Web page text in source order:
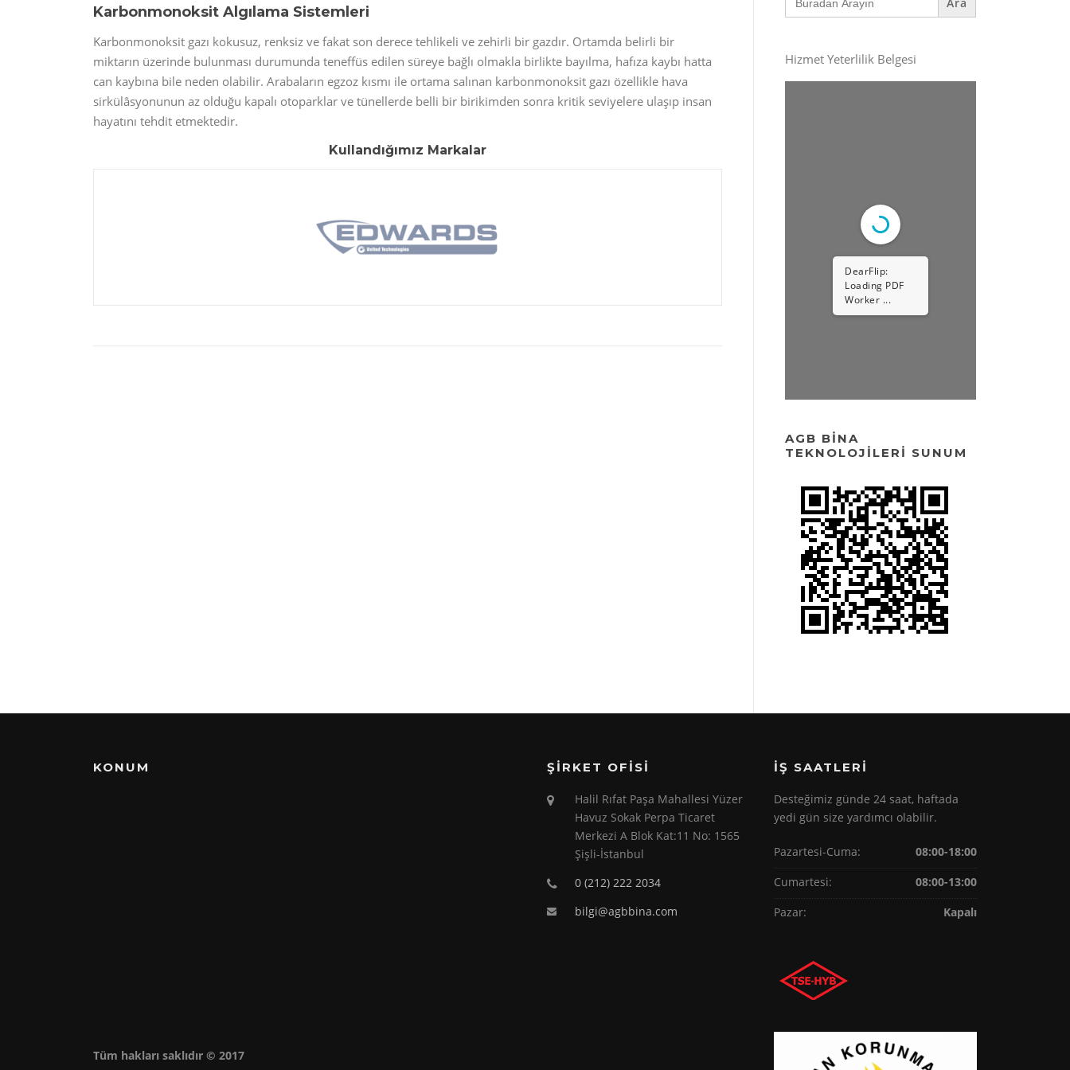
Karbonmonoksit Algılama Sistemleri
Karbonmonoksit gazı kokusuz, renksiz ve fakat son derece tehlikeli ve zehirli bir gazdır. Ortamda belirli bir
miktarın üzerinde bulunması durumunda teneffüs edilen süreye bağlı olmakla birlikte bayılma, hafıza kaybı hatta
can kaybına bile neden olabilir. Arabaların egzoz kısmı ile ortama salınan karbonmonoksit gazı özellikle hava
sirkülâsyonunun az olduğu kapalı otoparklar ve tünellerde belli bir birikimden sonra kritik seviyelere ulaşıp insan
hayatını tehdit etmektedir.
Kullandığımız Markalar
for:
Hizmet Yeterlilik Belgesi
DearFlip:
Loading PDF
Worker ...
AGB BINA
TEKNOLOJILERI SUNUM
KONUM
Tüm hakları saklıdır © 2017
ŞIRKET OFISI
Halil Rıfat Paşa Mahallesi Yüzer
Havuz Sokak Perpa Ticaret
Merkezi A Blok Kat:11 No: 1565
Şişli-İstanbul
0 (212) 222 2034
bilgi@agbbina.com
İŞ SAATLERI
Desteğimiz günde 24 saat, haftada
yedi gün size yardımcı olabilir.
Pazartesi-Cuma:
08:00-18:00
Cumartesi:
08:00-13:00
Pazar:
Kapalı